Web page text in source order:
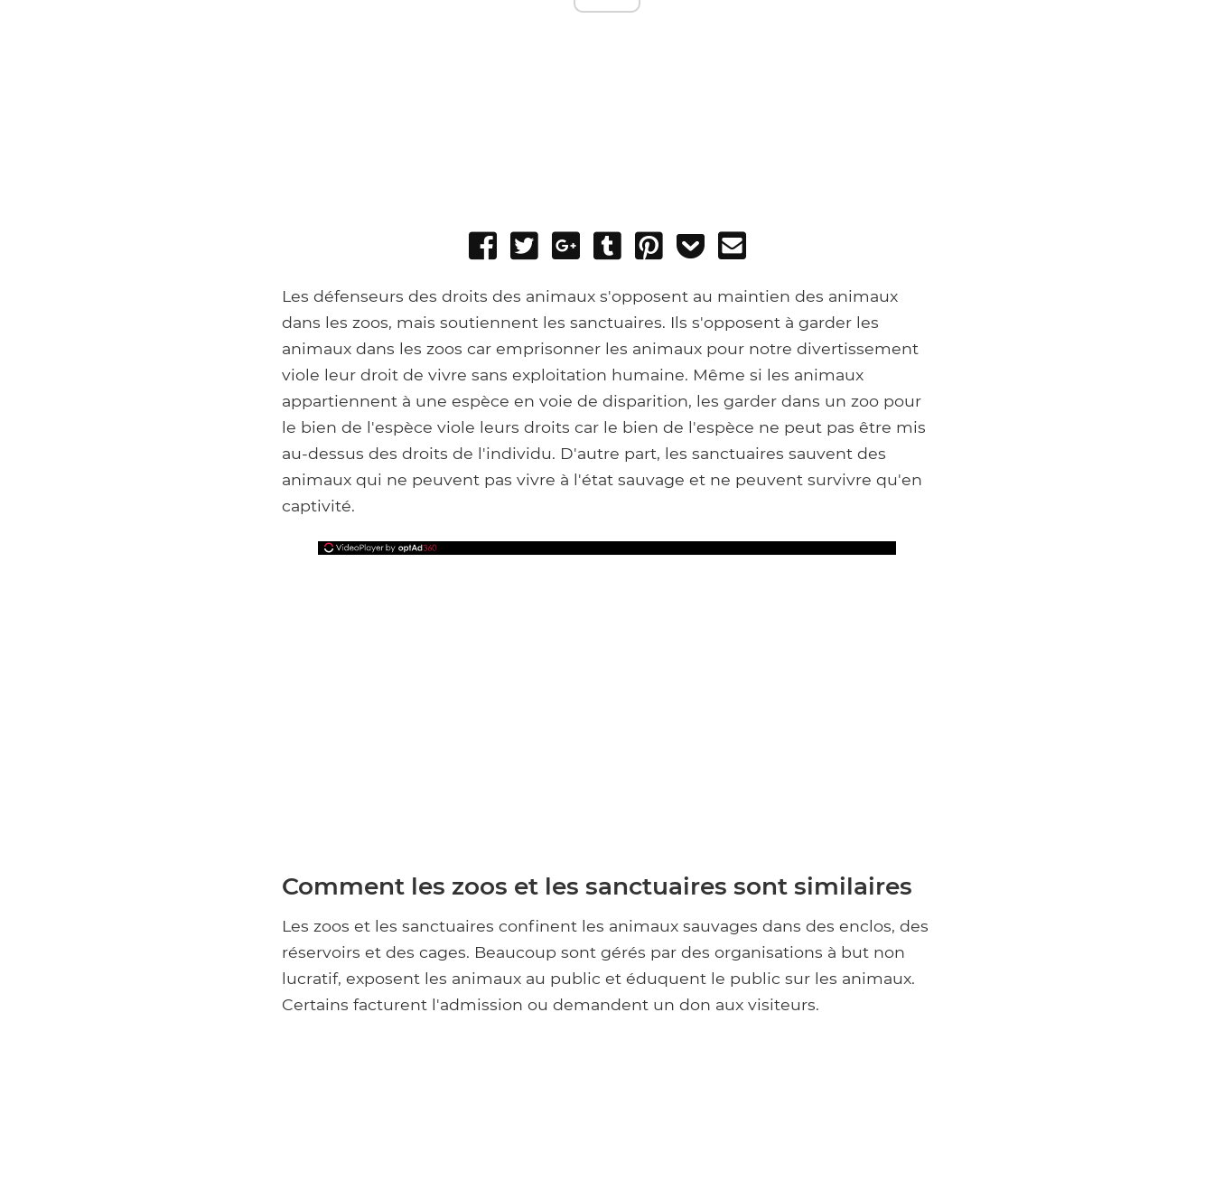
Share
Facebook
Tweet
Share
Google+
Post
Tumblr
Pin
Add
Pocket
Les défenseurs des droits des animaux s'opposent au maintien des animaux
dans les zoos, mais soutiennent les sanctuaires. Ils s'opposent à garder les
animaux dans les zoos car emprisonner les animaux pour notre divertissement
viole leur droit de vivre sans exploitation humaine. Même si les animaux
appartiennent à une espèce en voie de disparition, les garder dans un zoo pour
le bien de l'espèce viole leurs droits car le bien de l'espèce ne peut pas être mis
au-dessus des droits de l'individu. D'autre part, les sanctuaires sauvent des
animaux qui ne peuvent pas vivre à l'état sauvage et ne peuvent survivre qu'en
captivité.
Comment les zoos et les sanctuaires sont similaires
Les zoos et les sanctuaires confinent les animaux sauvages dans des enclos, des
réservoirs et des cages. Beaucoup sont gérés par des organisations à but non
lucratif, exposent les animaux au public et éduquent le public sur les animaux.
Certains facturent l'admission ou demandent un don aux visiteurs.